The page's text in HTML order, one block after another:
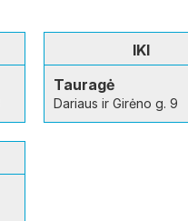
IKI
Tauragė
Dariaus ir Girėno g. 9